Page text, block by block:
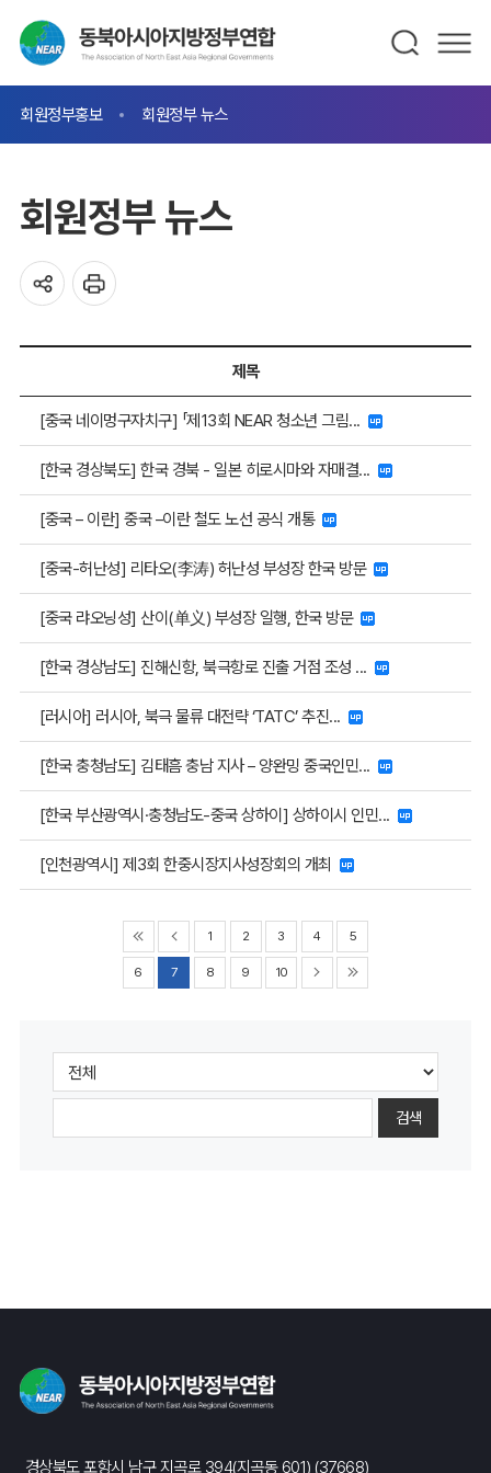
회원정부홍보 회원정부 뉴스
회원정부 뉴스
제목
[중국 네이멍구자치구] 「제13회 NEAR 청소년 그림...
[한국 경상북도] 한국 경북 - 일본 히로시마와 자매결...
[중국 – 이란] 중국 –이란 철도 노선 공식 개통
[중국-허난성] 리타오(李涛) 허난성 부성장 한국 방문
[중국 랴오닝성] 산이(单义) 부성장 일행, 한국 방문
[한국 경상남도] 진해신항, 북극항로 진출 거점 조성 ...
[러시아] 러시아, 북극 물류 대전략 ‘TATC’ 추진...
[한국 충청남도] 김태흠 충남 지사 – 양완밍 중국인민...
[한국 부산광역시·충청남도-중국 상하이] 상하이시 인민...
[인천광역시] 제3회 한중시장지사성장회의 개최
1 2 3 4 5
6 7 8 9 10
검색
경상북도 포항시 남구 지곡로 394(지곡동 601) (37668)